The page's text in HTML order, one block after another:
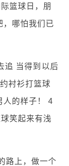
篮球日，朋
，哪怕我们已
追 当得到以后
衬衫打篮球
人的样子！ 4
笑起来有浅
路上，做一个